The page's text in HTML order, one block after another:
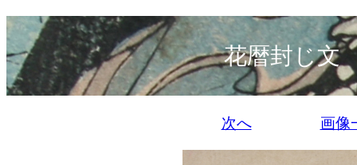
花暦封じ
次へ 画像